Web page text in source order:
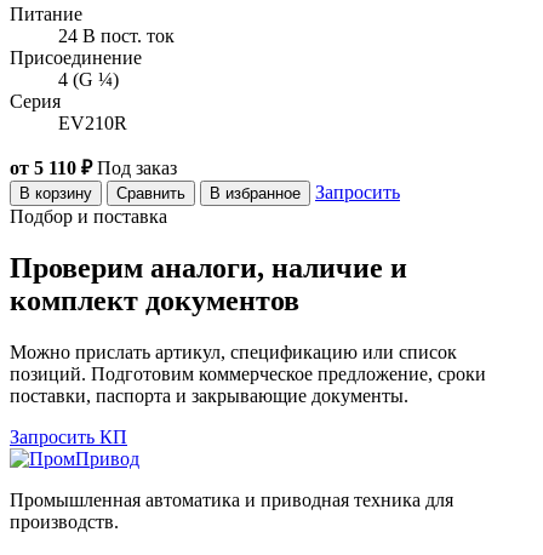
Питание
24 В пост. ток
Присоединение
4 (G ¼)
Серия
EV210R
от 5 110 ₽ Под заказ
В корзину Сравнить В избранное
Запросить
Подбор и поставка
Проверим аналоги, наличие и
комплект документов
Можно прислать артикул, спецификацию или список
позиций. Подготовим коммерческое предложение, сроки
поставки, паспорта и закрывающие документы.
Запросить КП
Промышленная автоматика и приводная техника для
производств.